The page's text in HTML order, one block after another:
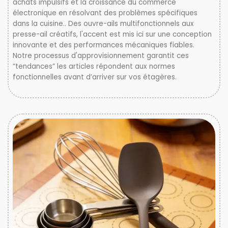
achats impulsifs et la croissance du commerce
électronique en résolvant des problèmes spécifiques
dans la cuisine.. Des ouvre-ails multifonctionnels aux
presse-ail créatifs, l'accent est mis ici sur une conception
innovante et des performances mécaniques fiables.
Notre processus d'approvisionnement garantit ces
“tendances” les articles répondent aux normes
fonctionnelles avant d’arriver sur vos étagères.